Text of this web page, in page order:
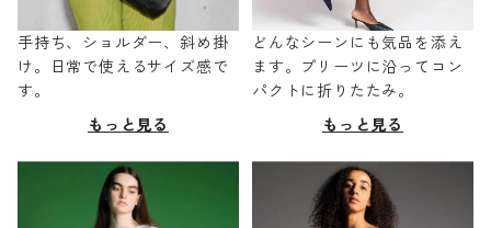
手持ち、ショルダー、斜め掛
け。日常で使えるサイズ感で
す。
もっと見る
どんなシーンにも気品を添え
ます。プリーツに沿ってコン
パクトに折りたたみ。
もっと見る